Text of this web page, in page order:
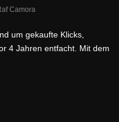
Camora
um gekaufte Klicks,
4 Jahren entfacht. Mit dem